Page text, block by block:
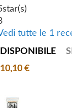
n
i
n
o
f
star(s)
tutte le 1
DISPONIBILE
10,10 €